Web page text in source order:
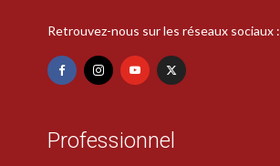
Retrouvez-nous sur les réseaux sociaux :
Professionnel